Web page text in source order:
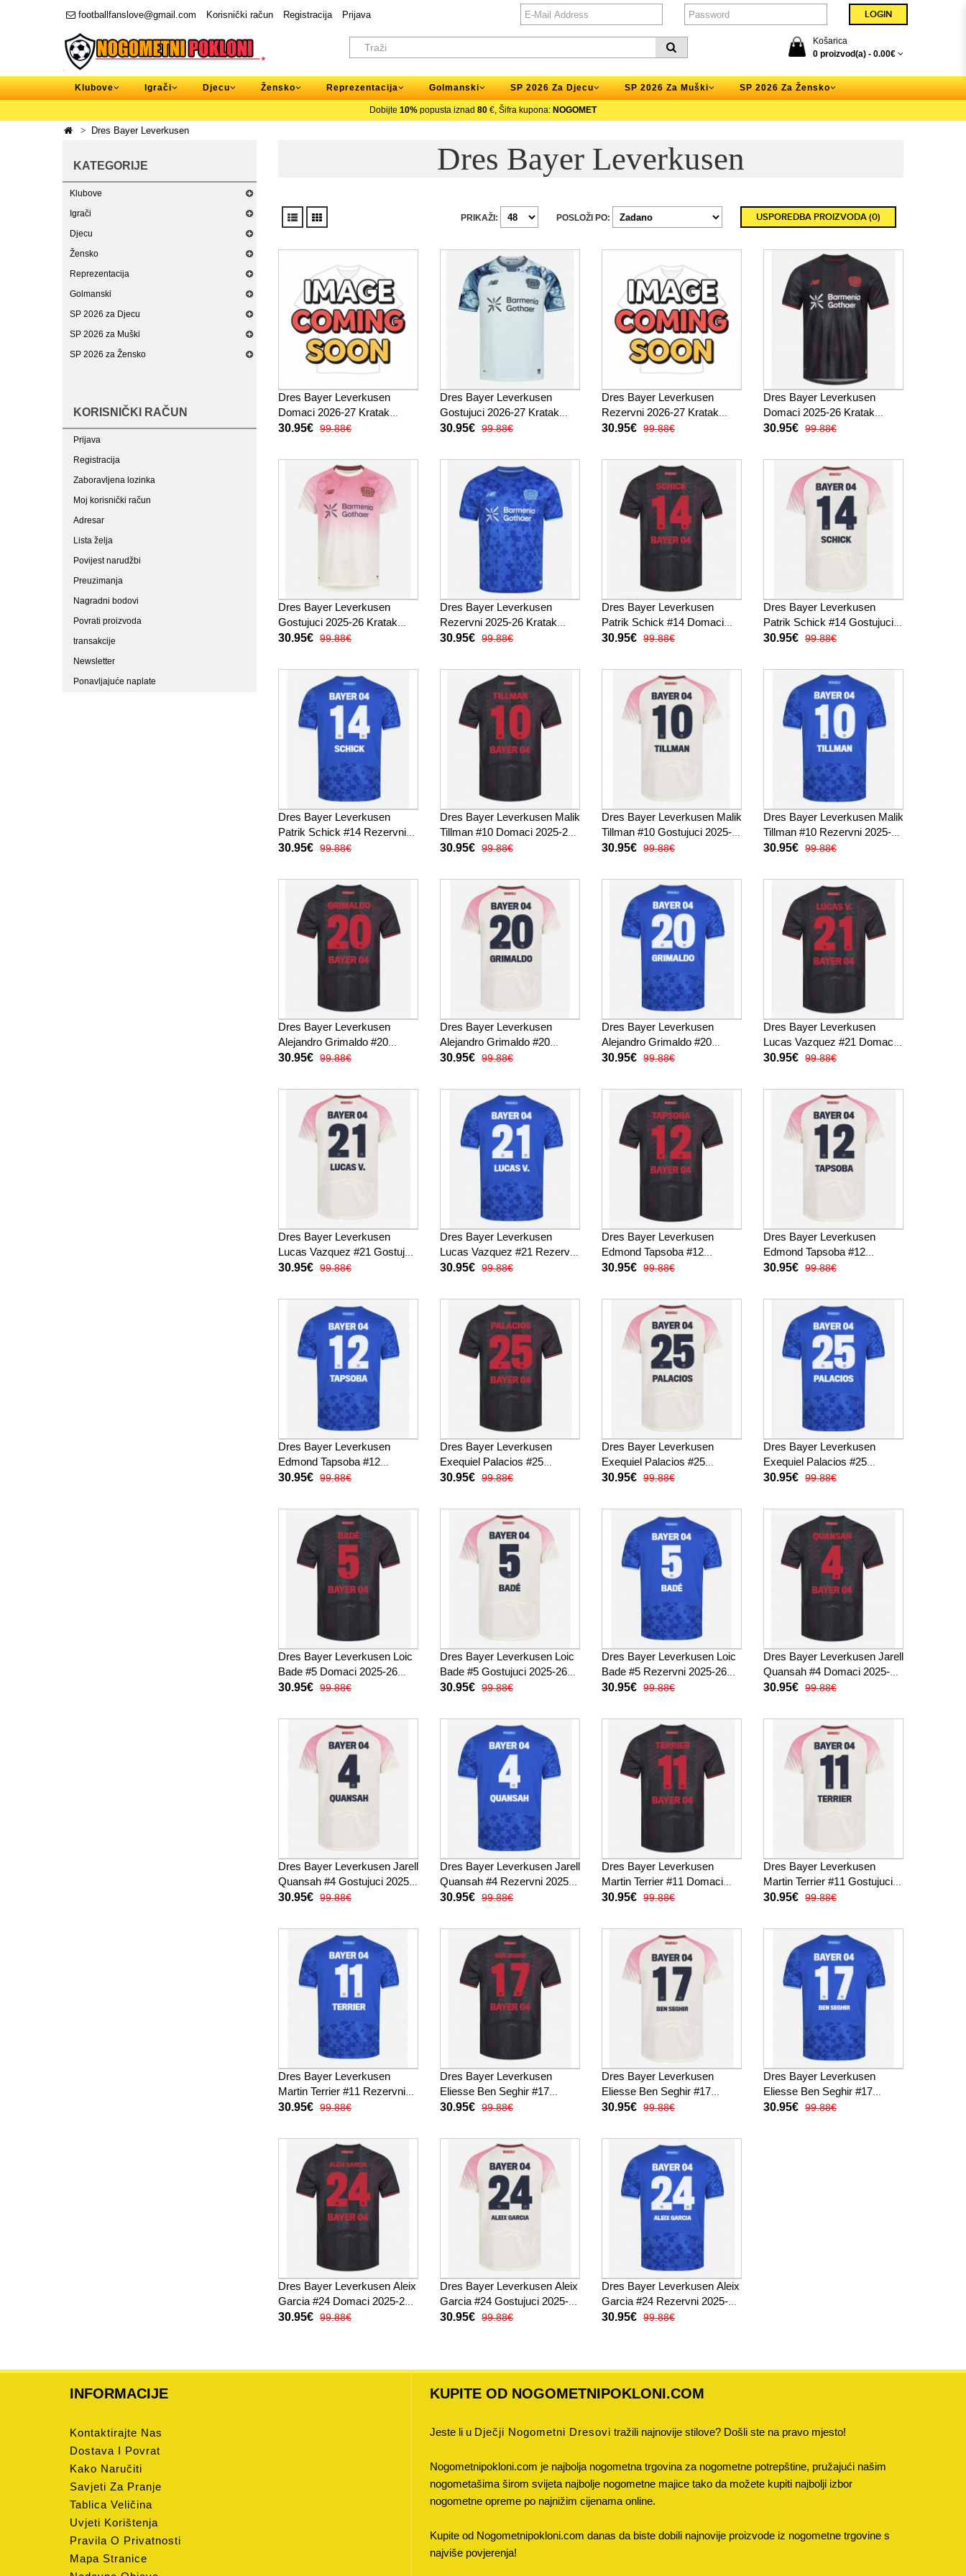
footballfanslove@gmail.com Korisnički račun Registracija Prijava
Košarica
0 proizvod(a) - 0.00€
Klubove Igrači Djecu Žensko Reprezentacija Golmanski SP 2026 Za Djecu SP 2026 Za Muški SP 2026 Za Žensko
Dobijte 10% popusta iznad 80 €, Šifra kupona: NOGOMET
Dres Bayer Leverkusen
KATEGORIJE
Klubove
Igrači
Djecu
Žensko
Reprezentacija
Golmanski
SP 2026 za Djecu
SP 2026 za Muški
SP 2026 za Žensko
KORISNIČKI RAČUN
Prijava
Registracija
Zaboravljena lozinka
Moj korisnički račun
Adresar
Lista želja
Povijest narudžbi
Preuzimanja
Nagradni bodovi
Povrati proizvoda
transakcije
Newsletter
Ponavljajuće naplate
Dres Bayer Leverkusen
USPOREDBA PROIZVODA (0)
POSLOŽI PO:
PRIKAŽI:
Dres Bayer Leverkusen
Domaci 2026-27 Kratak
Rukav
30.95€ 99.88€
Dres Bayer Leverkusen
Gostujuci 2026-27 Kratak
Rukav
30.95€ 99.88€
Dres Bayer Leverkusen
Rezervni 2026-27 Kratak
Rukav
30.95€ 99.88€
Dres Bayer Leverkusen
Domaci 2025-26 Kratak
Rukav
30.95€ 99.88€
Dres Bayer Leverkusen
Gostujuci 2025-26 Kratak
Rukav
30.95€ 99.88€
Dres Bayer Leverkusen
Rezervni 2025-26 Kratak
Rukav
30.95€ 99.88€
Dres Bayer Leverkusen
Patrik Schick #14 Domaci
2025-26 Kratak Rukav
30.95€ 99.88€
Dres Bayer Leverkusen
Patrik Schick #14 Gostujuci
2025-26 Kratak Rukav
30.95€ 99.88€
Dres Bayer Leverkusen
Patrik Schick #14 Rezervni
2025-26 Kratak Rukav
30.95€ 99.88€
Dres Bayer Leverkusen Malik
Tillman #10 Domaci 2025-26
Kratak Rukav
30.95€ 99.88€
Dres Bayer Leverkusen Malik
Tillman #10 Gostujuci 2025-
26 Kratak Rukav
30.95€ 99.88€
Dres Bayer Leverkusen Malik
Tillman #10 Rezervni 2025-26
Kratak Rukav
30.95€ 99.88€
Dres Bayer Leverkusen
Alejandro Grimaldo #20
Domaci 2025-26 Kratak
30.95€ 99.88€
Dres Bayer Leverkusen
Alejandro Grimaldo #20
Gostujuci 2025-26 Kratak
30.95€ 99.88€
Dres Bayer Leverkusen
Alejandro Grimaldo #20
Rezervni 2025-26 Kratak
30.95€ 99.88€
Dres Bayer Leverkusen
Lucas Vazquez #21 Domaci
2025-26 Kratak Rukav
30.95€ 99.88€
Dres Bayer Leverkusen
Lucas Vazquez #21 Gostujuci
2025-26 Kratak Rukav
30.95€ 99.88€
Dres Bayer Leverkusen
Lucas Vazquez #21 Rezervni
2025-26 Kratak Rukav
30.95€ 99.88€
Dres Bayer Leverkusen
Edmond Tapsoba #12
Domaci 2025-26 Kratak
30.95€ 99.88€
Dres Bayer Leverkusen
Edmond Tapsoba #12
Gostujuci 2025-26 Kratak
30.95€ 99.88€
Dres Bayer Leverkusen
Edmond Tapsoba #12
Rezervni 2025-26 Kratak
30.95€ 99.88€
Dres Bayer Leverkusen
Exequiel Palacios #25
Domaci 2025-26 Kratak
30.95€ 99.88€
Dres Bayer Leverkusen
Exequiel Palacios #25
Gostujuci 2025-26 Kratak
30.95€ 99.88€
Dres Bayer Leverkusen
Exequiel Palacios #25
Rezervni 2025-26 Kratak
30.95€ 99.88€
Dres Bayer Leverkusen Loic
Bade #5 Domaci 2025-26
Kratak Rukav
30.95€ 99.88€
Dres Bayer Leverkusen Loic
Bade #5 Gostujuci 2025-26
Kratak Rukav
30.95€ 99.88€
Dres Bayer Leverkusen Loic
Bade #5 Rezervni 2025-26
Kratak Rukav
30.95€ 99.88€
Dres Bayer Leverkusen Jarell
Quansah #4 Domaci 2025-26
Kratak Rukav
30.95€ 99.88€
Dres Bayer Leverkusen Jarell
Quansah #4 Gostujuci 2025-
26 Kratak Rukav
30.95€ 99.88€
Dres Bayer Leverkusen Jarell
Quansah #4 Rezervni 2025-
26 Kratak Rukav
30.95€ 99.88€
Dres Bayer Leverkusen
Martin Terrier #11 Domaci
2025-26 Kratak Rukav
30.95€ 99.88€
Dres Bayer Leverkusen
Martin Terrier #11 Gostujuci
2025-26 Kratak Rukav
30.95€ 99.88€
Dres Bayer Leverkusen
Martin Terrier #11 Rezervni
2025-26 Kratak Rukav
30.95€ 99.88€
Dres Bayer Leverkusen
Eliesse Ben Seghir #17
Domaci 2025-26 Kratak
30.95€ 99.88€
Dres Bayer Leverkusen
Eliesse Ben Seghir #17
Gostujuci 2025-26 Kratak
30.95€ 99.88€
Dres Bayer Leverkusen
Eliesse Ben Seghir #17
Rezervni 2025-26 Kratak
30.95€ 99.88€
Dres Bayer Leverkusen Aleix
Garcia #24 Domaci 2025-26
Kratak Rukav
30.95€ 99.88€
Dres Bayer Leverkusen Aleix
Garcia #24 Gostujuci 2025-26
Kratak Rukav
30.95€ 99.88€
Dres Bayer Leverkusen Aleix
Garcia #24 Rezervni 2025-26
Kratak Rukav
30.95€ 99.88€
INFORMACIJE
Kontaktirajte Nas
Dostava I Povrat
Kako Naručiti
Savjeti Za Pranje
Tablica Veličina
Uvjeti Korištenja
Pravila O Privatnosti
Mapa Stranice
KUPITE OD NOGOMETNIPOKLONI.COM
Jeste li u Dječji Nogometni Dresovi tražili najnovije stilove? Došli ste na pravo mjesto!
Nogometnipokloni.com je najbolja nogometna trgovina za nogometne potrepštine, pružajući našim
nogometašima širom svijeta najbolje nogometne majice tako da možete kupiti najbolji izbor
nogometne opreme po najnižim cijenama online.
Kupite od Nogometnipokloni.com danas da biste dobili najnovije proizvode iz nogometne trgovine s
najviše povjerenja!